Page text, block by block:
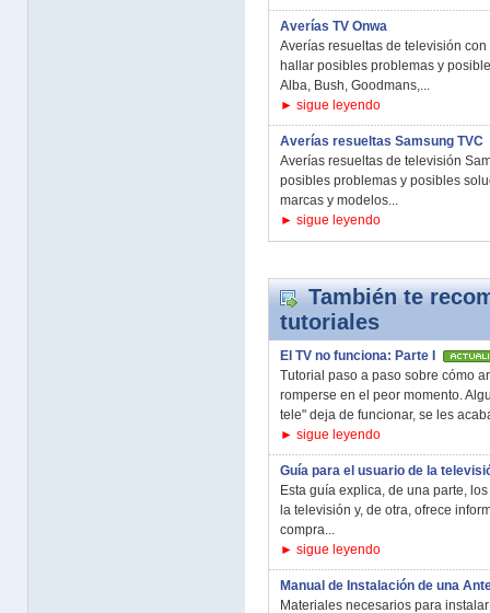
Averías TV Onwa
Averías resueltas de televisión
hallar posibles problemas y
Alba, Bush, Goodmans,...
► sigue leyendo
Averías resueltas Samsung TVC
Averías resueltas de televisión
posibles problemas y posibles
marcas y modelos...
► sigue leyendo
También te
tutoriales
El TV no funciona: Parte I
Tutorial paso a paso sobre cómo
romperse en el peor momento.
tele" deja de funcionar, se les
► sigue leyendo
Guía para el usuario de la
Esta guía explica, de una parte,
la televisión y, de otra, ofrece
compra...
► sigue leyendo
Manual de Instalación de una
Materiales necesarios para